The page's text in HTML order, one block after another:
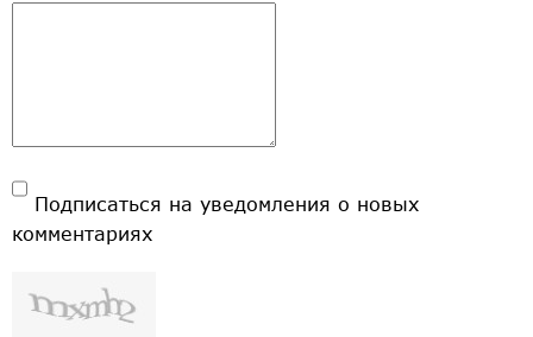
Подписаться на уведомления о новых
комментариях